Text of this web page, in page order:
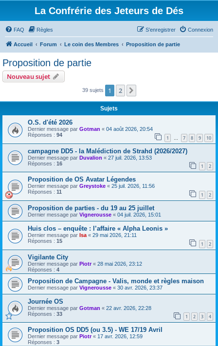
La Confrérie des Jeteurs de Dés
FAQ Règles Connexion
S’enregistrer
Accueil Forum Le coin des Membres Proposition de partie
Proposition de partie
Nouveau sujet
39 sujets 1 2
Sujets
O.S. d'été 2026
Dernier message par Gotman « 04 août 2026, 20:54
Réponses : 94 1 … 7 8 9 10
campagne DD5 - la Malédiction de Strahd (2026/2027)
Dernier message par Duvalion « 27 juil. 2026, 13:53
Réponses : 16 1 2
Proposition de OS Avatar Légendes
Dernier message par Greystoke « 25 juil. 2026, 11:56
Réponses : 11 1 2
Proposition de parties - du 19 au 25 juillet
Dernier message par Vignerousse « 04 juil. 2026, 15:01
Huis clos – enquête : l’affaire « Alpha Leonis »
Dernier message par Isa « 29 mai 2026, 21:11
Réponses : 15 1 2
Vigilante City
Dernier message par Piotr« 28 mai 2026, 23:12
Réponses : 4
Proposition de Campagne - Valis, monde et règles maison
Dernier message par Vignerousse « 30 avr. 2026, 23:37
Journée OS
Dernier message par Gotman « 22 avr. 2026, 22:28
Réponses : 33 1 2 3 4
Proposition OS DD5 (ou 3.5) - WE 17/19 Avril
Dernier message par Piotr« 17 avr. 2026, 12:59
Réponses : 3